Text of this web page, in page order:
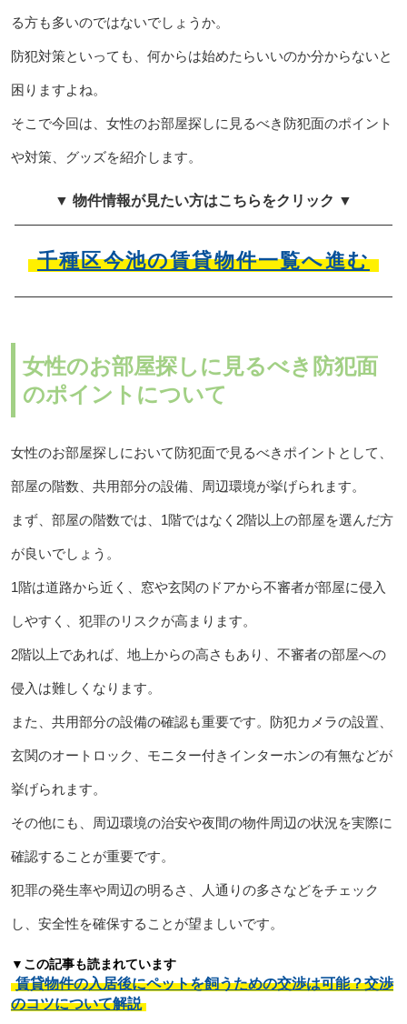
る方も多いのではないでしょうか。
防犯対策といっても、何からは始めたらいいのか分からないと
困りますよね。
そこで今回は、女性のお部屋探しに見るべき防犯面のポイント
や対策、グッズを紹介します。
▼ 物件情報が見たい方はこちらをクリック ▼
千種区今池の賃貸物件一覧へ進む
女性のお部屋探しに見るべき防犯面
のポイントについて
女性のお部屋探しにおいて防犯面で見るべきポイントとして、
部屋の階数、共用部分の設備、周辺環境が挙げられます。
まず、部屋の階数では、1階ではなく2階以上の部屋を選んだ方
が良いでしょう。
1階は道路から近く、窓や玄関のドアから不審者が部屋に侵入
しやすく、犯罪のリスクが高まります。
2階以上であれば、地上からの高さもあり、不審者の部屋への
侵入は難しくなります。
また、共用部分の設備の確認も重要です。防犯カメラの設置、
玄関のオートロック、モニター付きインターホンの有無などが
挙げられます。
その他にも、周辺環境の治安や夜間の物件周辺の状況を実際に
確認することが重要です。
犯罪の発生率や周辺の明るさ、人通りの多さなどをチェック
し、安全性を確保することが望ましいです。
▼この記事も読まれています
賃貸物件の入居後にペットを飼うための交渉は可能？交渉
のコツについて解説